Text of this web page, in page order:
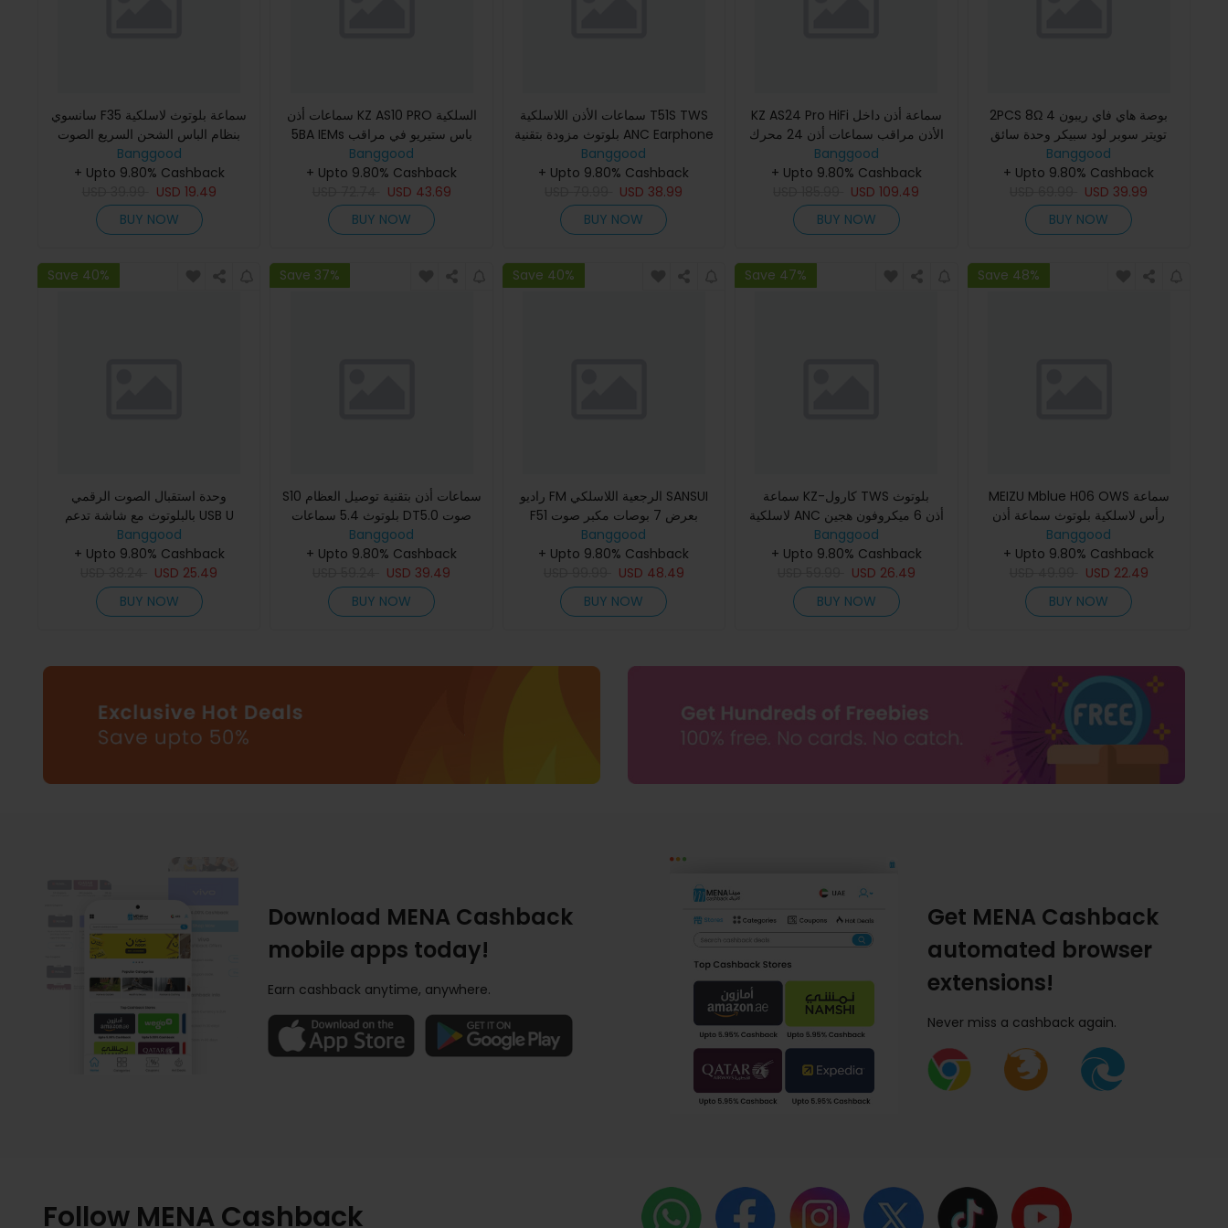
سانسوي F35 سماعة بلوتوث لاسلكية
بنظام الباس الشحن السريع الصوت
عالي الدقة بدون استخدام اليدين
بطاقة TF متوافقة مع USB AU
Banggood
+ Upto 9.80% Cashback
USD 19.49
BUY NOW
سماعات أذن KZ AS10 PRO السلكية
5BA IEMs باس ستيريو في مراقب
بجاك 3.5 مم سماعات أذن سماع
Banggood
+ Upto 9.80% Cashback
USD 43.69
BUY NOW
سماعات الأذن اللاسلكية T51S TWS
بلوتوث مزودة بتقنية ANC Earphone
-48dB Active Noise Canelling
6-Mic AI Call Noise Reduct
Banggood
+ Upto 9.80% Cashback
USD 38.99
BUY NOW
KZ AS24 Pro HiFi سماعة أذن داخل
الأذن مراقب سماعات أذن 24 محرك
توازن ذراع 4 مستويات لتحويل المفتاح
تقنية الطباعة ثلاثية
Banggood
+ Upto 9.80% Cashback
USD109.49
BUY NOW
2PCS 8Ω 4 بوصة هاي فاي ريبون
تويتر سوبر لود سبيكر وحدة سائق
لسينما المنزلية السيار
Banggood
+ Upto 9.80% Cashback
USD 39.99
BUY NOW
Save 40%
وحدة استقبال الصوت الرقمي
بالبلوتوث مع شاشة تدعم USB U
وحدات الألياف الضوئية نوع-C للطاقة
Banggood
+ Upto 9.80% Cashback
USD 25.49
BUY NOW
Save 37%
S10 سماعات أذن بتقنية توصيل العظام
بلوتوث 5.4 سماعات DT5.0 صوت
اتجاهي إلغاء الضوضاء ثنائي الاتجاه
ذاكرة 32GB عرض رقمي طا
Banggood
+ Upto 9.80% Cashback
USD 39.49
BUY NOW
Save 40%
راديو FM الرجعية اللاسلكي SANSUI
F51 بعرض 7 بوصات مكبر صوت
داخلي مغناطيسي 3 بوصات دعم
تشغيل U ديسك بطاقة TF راديو FM
MM
Banggood
+ Upto 9.80% Cashback
USD 48.49
BUY NOW
Save 47%
سماعة KZ-كارول TWS بلوتوث
لاسلكية ANC أذن 6 ميكروفون هجين
إلغاء الضوضاء النشط AI خفض ضوضاء
المكالمات مشغل مغناطيسي داخلي
Banggood
+ Upto 9.80% Cashback
USD 26.49
BUY NOW
Save 48%
MEIZU Mblue H06 OWS سماعة
رأس لاسلكية بلوتوث سماعة أذن
الضوضاء نقل الصوت 25 ساعة وقت
الانتظار خ
Banggood
+ Upto 9.80% Cashback
USD 22.49
BUY NOW
Download MENA Cashback
mobile apps today!
Earn cashback anytime, anywhere.
Get MENA Cashback
automated browser
extensions!
Never miss a cashback again.
Follow MENA Cashback